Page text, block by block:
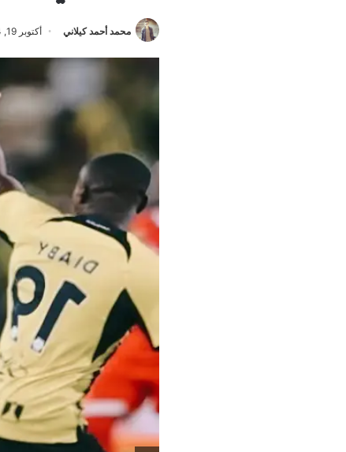
محمد أحمد كيلاني أكتوبر 19, 2024